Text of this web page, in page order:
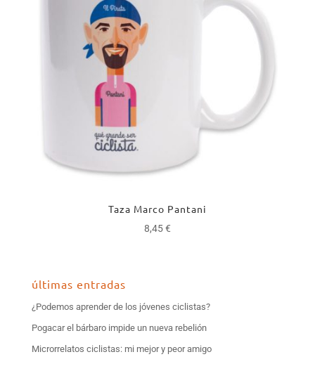
Taza Marco Pantani
8,45€
últimas entradas
¿Podemos aprender de los jóvenes ciclistas?
Pogacar el bárbaro impide un nueva rebelión
Microrrelatos ciclistas: mi mejor y peor amigo